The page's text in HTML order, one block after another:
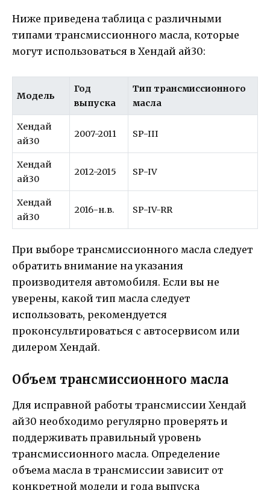
Ниже приведена таблица с различными
типами трансмиссионного масла, которые
могут использоваться в Хендай ай30:
Модель
Год
выпуска
Тип трансмиссионного
масла
Хендай
ай30
2007-2011 SP-III
Хендай
ай30
2012-2015 SP-IV
Хендай
ай30
2016-н.в. SP-IV-RR
При выборе трансмиссионного масла следует
обратить внимание на указания
производителя автомобиля. Если вы не
уверены, какой тип масла следует
использовать, рекомендуется
проконсультироваться с автосервисом или
дилером Хендай.
Объем трансмиссионного масла
Для исправной работы трансмиссии Хендай
ай30 необходимо регулярно проверять и
поддерживать правильный уровень
трансмиссионного масла. Определение
объема масла в трансмиссии зависит от
конкретной модели и года выпуска